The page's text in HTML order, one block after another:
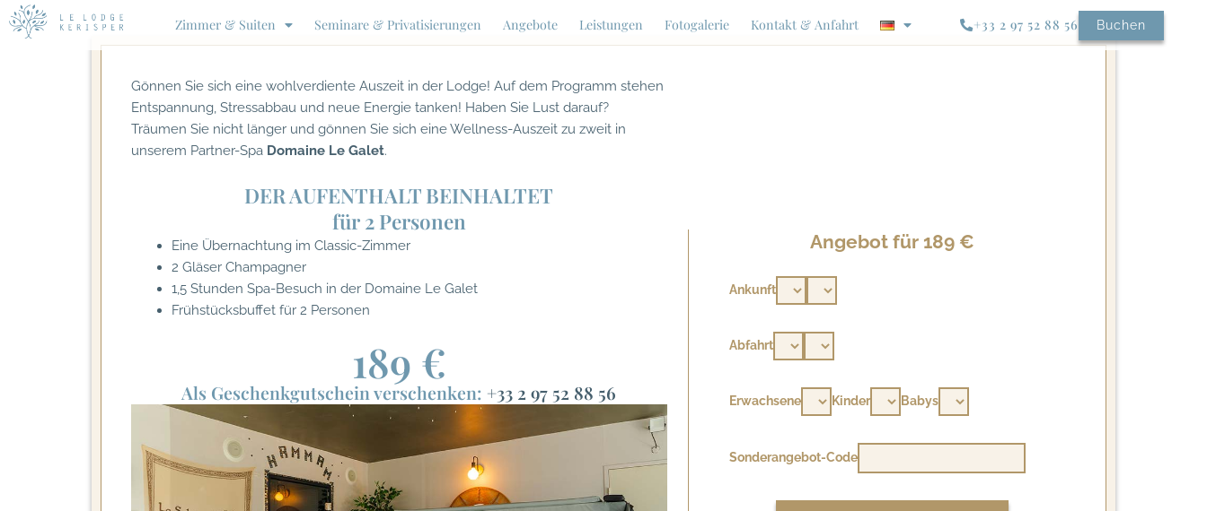
Zum
Inhalt
+33 2 97 52 88 56 Buchen
Zimmer & Suiten Seminare & Privatisierungen Angebote Leistungen Fotogalerie Kontakt & Anfahrt
Gönnen Sie sich eine wohlverdiente Auszeit in der Lodge! Auf dem Programm stehen
Entspannung, Stressabbau und neue Energie tanken! Haben Sie Lust darauf?
Träumen Sie nicht länger und gönnen Sie sich eine Wellness-Auszeit zu zweit in
unserem Partner-Spa Domaine Le Galet.
DER AUFENTHALT BEINHALTET
für 2 Personen
Eine Übernachtung im Classic-Zimmer
2 Gläser Champagner
1,5 Stunden Spa-Besuch in der Domaine Le Galet
Frühstücksbuffet für 2 Personen
189 €
Als Geschenkgutschein verschenken: +33 2 97 52 88 56
Angebot für 189 €
Ankunft
Abfahrt
Erwachsene Kinder Babys
Sonderangebot-Code